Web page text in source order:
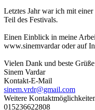
Letztes Jahr war ich mit
Teil des Festivals.
Einen Einblick in meine
www.sinemvardar oder auf
Vielen Dank und beste Grüße
Sinem Vardar
Kontakt-E-Mail
sinem.vrdr@gmail.com
Weitere
015236622808